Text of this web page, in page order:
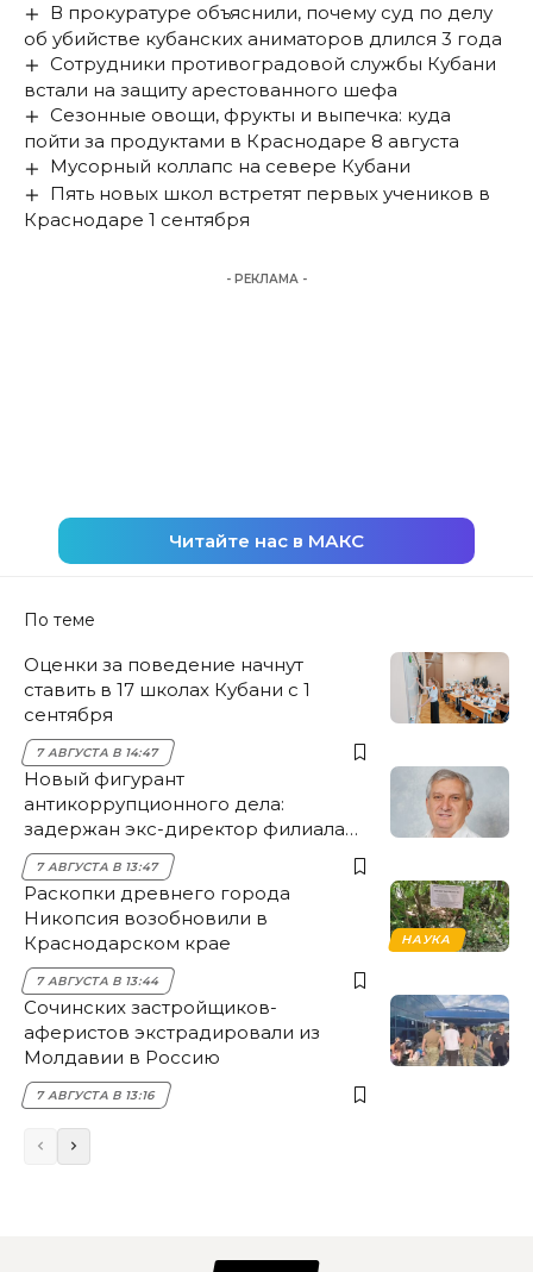
В прокуратуре объяснили, почему суд по делу
об убийстве кубанских аниматоров длился 3 года
Сотрудники противоградовой службы Кубани
встали на защиту арестованного шефа
Сезонные овощи, фрукты и выпечка: куда
пойти за продуктами в Краснодаре 8 августа
Мусорный коллапс на севере Кубани
Пять новых школ встретят первых учеников в
Краснодаре 1 сентября
- РЕКЛАМА -
Читайте нас в МАКС
По теме
Оценки за поведение начнут
ставить в 17 школах Кубани с 1
сентября
7 АВГУСТА В 14:47
Новый фигурант
антикоррупционного дела:
задержан экс-директор филиала
НЭСК Крымска
7 АВГУСТА В 13:47
НАУКА
Раскопки древнего города
Никопсия возобновили в
Краснодарском крае
7 АВГУСТА В 13:44
Сочинских застройщиков-
аферистов экстрадировали из
Молдавии в Россию
7 АВГУСТА В 13:16